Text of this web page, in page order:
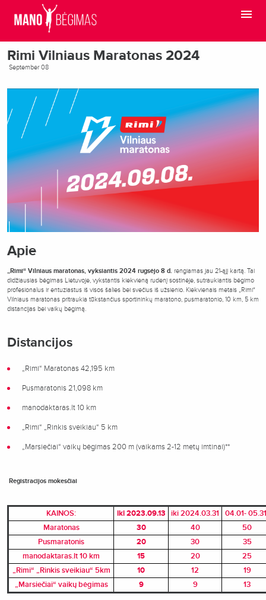
Rimi Vilniaus Maratonas 2024
September 08
Apie
„Rimi“ Vilniaus maratonas, vyksiantis 2024 rugsėjo 8 d. rengiamas jau 21-ąjį kartą. Tai
didžiausias bėgimas Lietuvoje, vykstantis kiekvieną rudenį sostinėje, sutraukiantis bėgimo
profesionalus ir entuziastus iš visos šalies bei svečius iš užsienio. Kiekvienais metais „Rimi“
Vilniaus maratonas pritraukia tūkstančius sportininkų maratono, pusmaratonio, 10 km, 5 km
distancijas bei vaikų bėgimą.
Distancijos
„Rimi“ Maratonas 42,195 km
Pusmaratonis 21,098 km
manodaktaras.lt 10 km
„Rimi“ „Rinkis sveikiau“ 5 km
„Marsiečiai“ vaikų bėgimas 200 m (vaikams 2-12 metų imtinai)**
Registracijos mokesčiai
KAINOS: iki 2023.09.13 iki 2024.03.31
04.01-
Maratonas
30 40
50
Pusmaratonis
20 30
35
manodaktaras.lt 10 km
15 20
25
„Rimi“ „Rinkis sveikiau“ 5km
10 12
19
„Marsiečiai“ vaikų bėgimas
9 9 13